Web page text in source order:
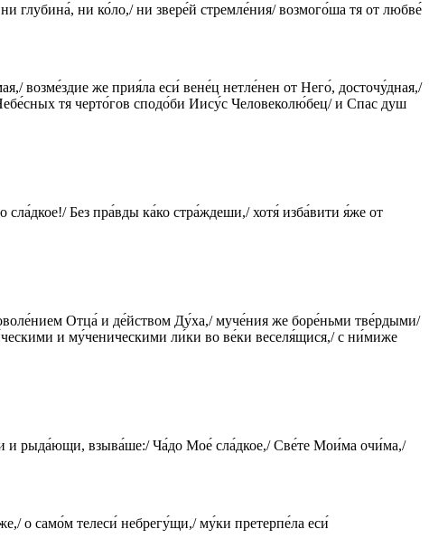
глубина́, ни ко́ло,/ ни звере́й стремле́ния/ возмого́ша тя от любве́
возме́здие же прия́ла еси́ вене́ц нетле́нен от Него́, досточу́дная,/
тя черто́гов сподо́би Иису́с Человеколю́бец/ и Спас душ
Без пра́вды ка́ко стра́ждеши,/ хотя́ изба́вити я́же от
Отца́ и де́йством Ду́ха,/ муче́ния же боре́ньми тве́рдыми/
и му́ченическими ли́ки во ве́ки веселя́щися,/ с ни́миже
и рыда́ющи, взыва́ше:/ Ча́до Мое́ сла́дкое,/ Све́те Мои́ма очи́ма,/
о само́м телеси́ небрегу́щи,/ му́ки претерпе́ла еси́